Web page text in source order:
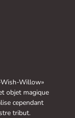
Wish-Willow»
objet magique
cependant
tribut.